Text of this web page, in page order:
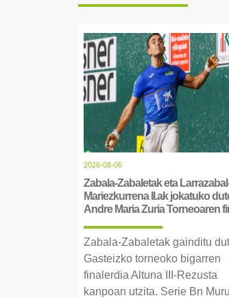
2026-08-06
Zabala-Zabaletak eta
Mariezkurrena II.ak jokatuko
Andre Maria Zuria Torneoaren
Zabala-Zabaletak gainditu
Gasteizko torneoko bigarren
finalerdia Altuna III-Rezusta
kanpoan utzita. Serie Bn